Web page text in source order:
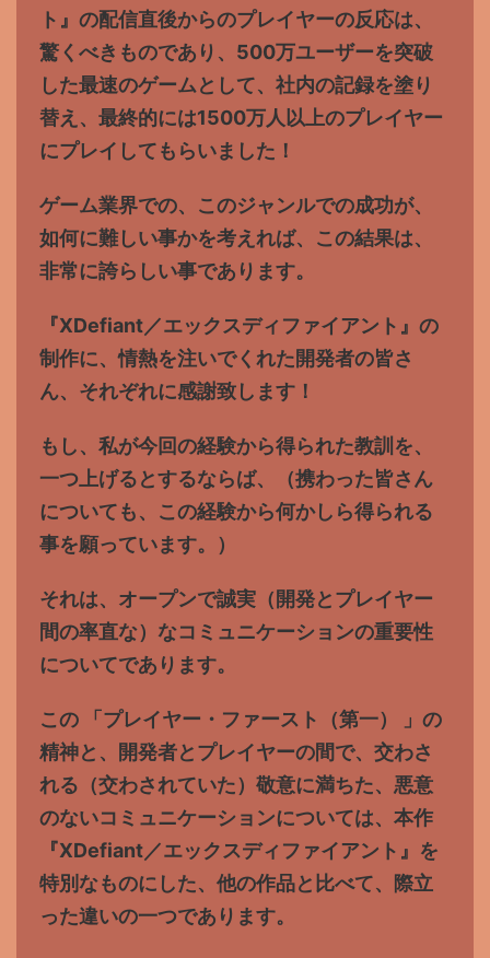
ト』の配信直後からのプレイヤーの反応は、
驚くべきものであり、500万ユーザーを突破
した最速のゲームとして、社内の記録を塗り
替え、最終的には1500万人以上のプレイヤー
にプレイしてもらいました！
ゲーム業界での、このジャンルでの成功が、
如何に難しい事かを考えれば、この結果は、
非常に誇らしい事であります。
『XDefiant／エックスディファイアント』の
制作に、情熱を注いでくれた開発者の皆さ
ん、それぞれに感謝致します！
もし、私が今回の経験から得られた教訓を、
一つ上げるとするならば、（携わった皆さん
についても、この経験から何かしら得られる
事を願っています。）
それは、オープンで誠実（開発とプレイヤー
間の率直な）なコミュニケーションの重要性
についてであります。
この 「プレイヤー・ファースト（第一） 」の
精神と、開発者とプレイヤーの間で、交わさ
れる（交わされていた）敬意に満ちた、悪意
のないコミュニケーションについては、本作
『XDefiant／エックスディファイアント』を
特別なものにした、他の作品と比べて、際立
った違いの一つであります。